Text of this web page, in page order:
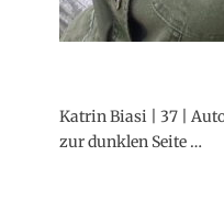
Katrin Biasi | 37 |
zur dunklen Seite …